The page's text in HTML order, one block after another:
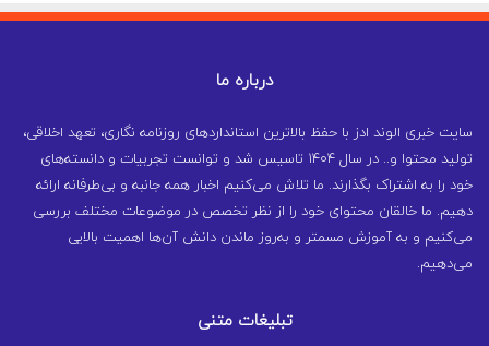
درباره ما
سایت خبری الوند ادز با حفظ بالاترین استانداردهای روزنامه نگاری، تعهد اخلاقی،
تولید محتوا و.. در سال ۱۴۰۴ تاسیس شد و توانست تجربیات و دانسته‌های
خود را به اشتراک بگذارند. ما تلاش می‌کنیم اخبار همه جانبه و بی‌طرفانه ارائه
دهیم. ما خالقان محتوای خود را از نظر تخصص در موضوعات مختلف بررسی
می‌کنیم و به آموزش مسمتر و به‌روز ماندن دانش آن‌ها اهمیت بالایی
می‌دهیم.
تبلیغات متنی